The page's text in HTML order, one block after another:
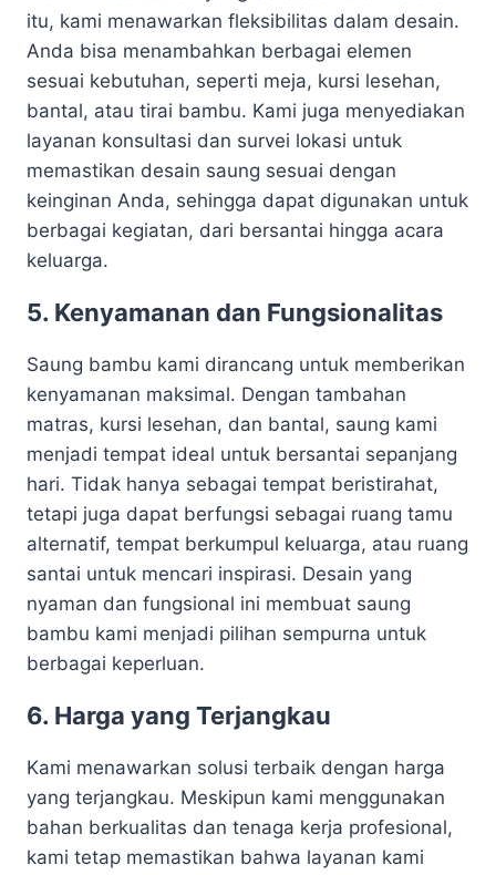
itu, kami menawarkan fleksibilitas dalam desain.
Anda bisa menambahkan berbagai elemen
sesuai kebutuhan, seperti meja, kursi lesehan,
bantal, atau tirai bambu. Kami juga menyediakan
layanan konsultasi dan survei lokasi untuk
memastikan desain saung sesuai dengan
keinginan Anda, sehingga dapat digunakan untuk
berbagai kegiatan, dari bersantai hingga acara
keluarga.
5. Kenyamanan dan Fungsionalitas
Saung bambu kami dirancang untuk memberikan
kenyamanan maksimal. Dengan tambahan
matras, kursi lesehan, dan bantal, saung kami
menjadi tempat ideal untuk bersantai sepanjang
hari. Tidak hanya sebagai tempat beristirahat,
tetapi juga dapat berfungsi sebagai ruang tamu
alternatif, tempat berkumpul keluarga, atau ruang
santai untuk mencari inspirasi. Desain yang
nyaman dan fungsional ini membuat saung
bambu kami menjadi pilihan sempurna untuk
berbagai keperluan.
6. Harga yang Terjangkau
Kami menawarkan solusi terbaik dengan harga
yang terjangkau. Meskipun kami menggunakan
bahan berkualitas dan tenaga kerja profesional,
kami tetap memastikan bahwa layanan kami